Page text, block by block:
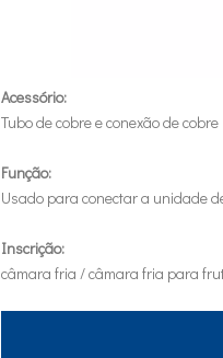
Acessório:
Tubo de cobre e conexão de cobre
Função:
Usado para conectar a unidade
Inscrição:
câmara fria / câmara fria para